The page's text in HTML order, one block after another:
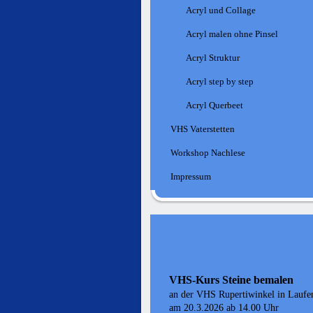
Acryl und Collage
Acryl malen ohne Pinsel
Acryl Struktur
Acryl step by step
Acryl Querbeet
VHS Vaterstetten
Workshop Nachlese
Impressum
VHS-Kurs Steine bemalen
an der VHS Rupertiwinkel in
am 20.3.2026 ab 14.00 Uhr